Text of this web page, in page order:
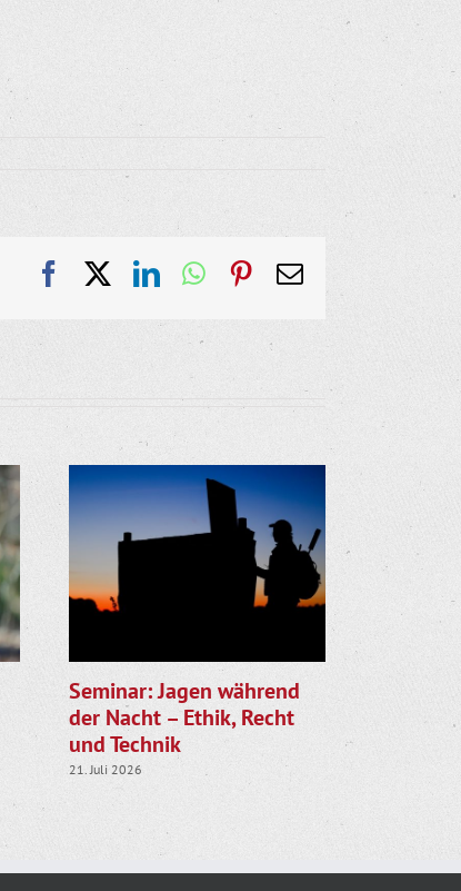
FacebookLinkedInWhatsApp
Pinterest
E-
Mail
Seminar: Jagen während
der Nacht – Ethik, Recht
und Technik
21. Juli 2026
LJV